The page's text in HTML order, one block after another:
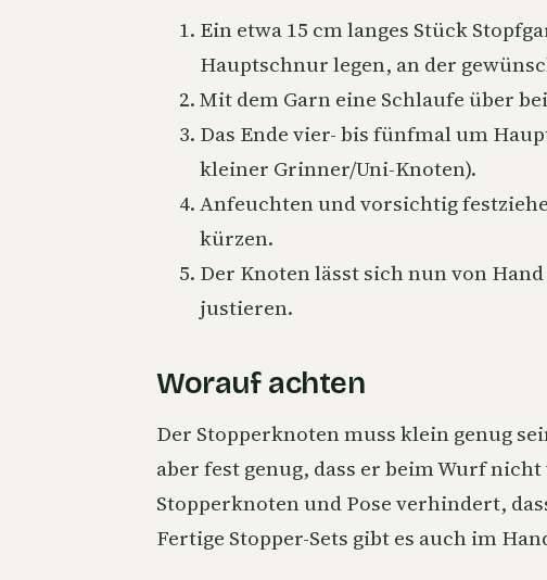
Ein etwa 15 cm langes Stück
Hauptschnur legen, an der
Mit dem Garn eine Schlaufe über
Das Ende vier- bis fünfmal um
kleiner Grinner/Uni-Knoten).
Anfeuchten und vorsichtig
kürzen.
Der Knoten lässt sich nun von
justieren.
Worauf achten
Der Stopperknoten muss klein genug
aber fest genug, dass er beim Wurf
Stopperknoten und Pose verhindert,
Fertige Stopper-Sets gibt es auch im